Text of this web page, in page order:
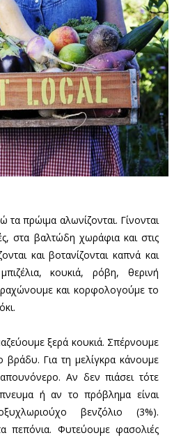
τα πρώιμα αλωνίζονται. Γίνονται
στα βαλτώδη χωράφια και στις
και βοτανίζονται καπνά και
κουκιά, ρόβη, θερινή
και κορφολογούμε το
ξερά κουκιά. Σπέρνουμε
βράδυ. Για τη μελίγκρα κάνουμε
Αν δεν πιάσει τότε
ή αν το πρόβλημα είναι
βενζόλιο (3%).
πεπόνια. Φυτεύουμε φασολιές